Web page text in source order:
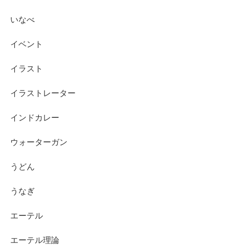
いなべ
イベント
イラスト
イラストレーター
インドカレー
ウォーターガン
うどん
うなぎ
エーテル
エーテル理論